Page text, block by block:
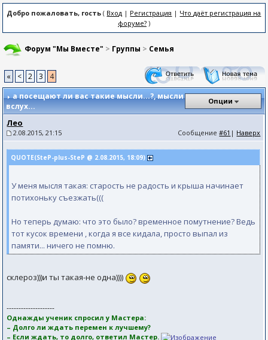
Добро пожаловать, гость ( Вход | Регистрация | Что даёт регистрация на
форуме?)
Форум "Мы Вместе" > Группы > Семья
« < 2 3
4
а посещают ли вас такие мысли...?, мысли
вслух...
Опции
Лео
2.08.2015, 21:15 Сообщение#61 | Наверх
QUOTE(SteP-plus-SteP @ 2.08.2015, 18:09)
У меня мысля такая: старость не радость и крыша начинает
потихоньку съезжать(((
Но теперь думаю: что это было? временное помутнение? Ведь
тот кусок времени , когда я все кидала, просто выпал из
памяти... ничего не помню.
склероз)))и ты такая-не одна))))
--------------------
Однажды ученик спросил у Мастера:
– Долго ли ждать перемен к лучшему?
– Если ждать, то долго, ответил Мастер.